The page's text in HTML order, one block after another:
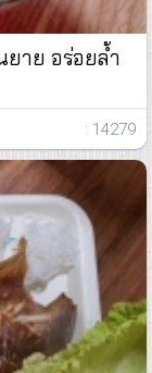
าย อร่อยล้ำ
: 14279